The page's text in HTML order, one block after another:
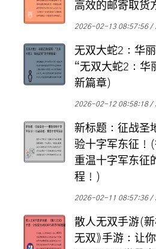
高效的邮寄取货
2026-02-13 08:57:56
无双大蛇2：华
“无双大蛇2：华
新篇章)
2026-02-12 08:58:18
新标题：征战
验十字军东征！(
重温十字军东征
程！)
2026-02-11 08:57:36
散人无双手游(新
无双》手游：让